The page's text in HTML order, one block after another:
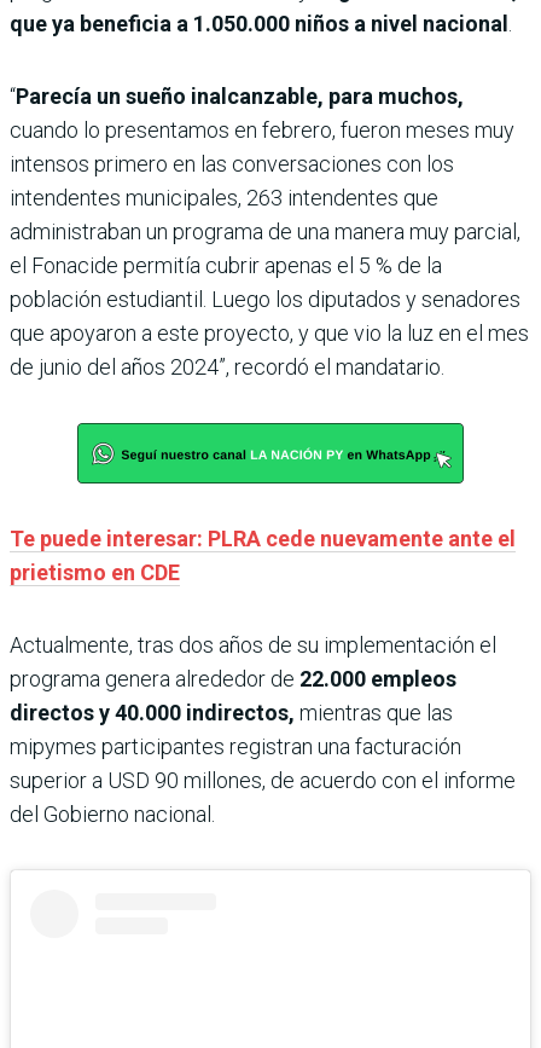
que ya beneficia a 1.050.000 niños a nivel nacional
“Parecía un sueño inalcanzable, para muchos,
cuando lo presentamos en febrero, fueron meses muy
intensos primero en las conversaciones con los
intendentes municipales, 263 intendentes que
administraban un programa de una manera muy parcial,
el Fonacide permitía cubrir apenas el 5 % de la
población estudiantil. Luego los diputados y senadores
que apoyaron a este proyecto, y que vio la luz en el mes
de junio del años 2024”, recordó el mandatario.
Te puede interesar: PLRA cede nuevamente ante el
prietismo en CDE
Actualmente, tras dos años de su implementación el
programa genera alrededor de 22.000 empleos
directos y 40.000 indirectos, mientras que las
mipymes participantes registran una facturación
superior a USD 90 millones, de acuerdo con el informe
del Gobierno nacional.